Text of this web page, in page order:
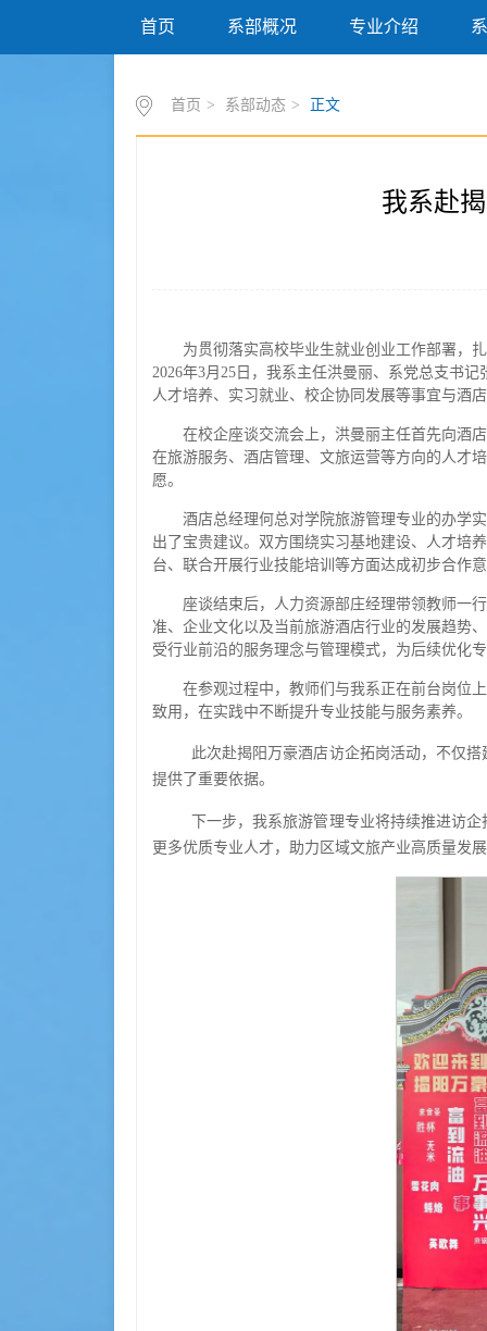
首页 系部概况 专业介绍
首页 > 系部动态 > 正文
我系赴
为贯彻落实高校毕业生就业创业工作部署，
2026年3月25日，我系主任洪曼丽、系党总支书
人才培养、实习就业、校企协同发展等事宜与酒
在校企座谈交流会上，洪曼丽主任首先向酒
在旅游服务、酒店管理、文旅运营等方向的人才
愿。
酒店总经理何总对学院旅游管理专业的办学
出了宝贵建议。双方围绕实习基地建设、人才培
台、联合开展行业技能培训等方面达成初步合作
座谈结束后，人力资源部庄经理带领教师一
准、企业文化以及当前旅游酒店行业的发展趋势
受行业前沿的服务理念与管理模式，为后续优化
在参观过程中，教师们与我系正在前台岗位
致用，在实践中不断提升专业技能与服务素养。
此次赴揭阳万豪酒店访企拓岗活动，不仅
提供了重要依据。
下一步，我系旅游管理专业将持续推进访
更多优质专业人才，助力区域文旅产业高质量发